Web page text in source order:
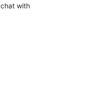
with